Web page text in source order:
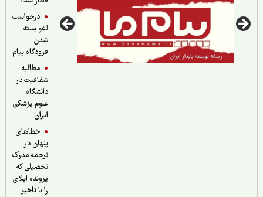
درخواست
لغو بسته
فرودگاه پیام
مطالبه
شفافیت در
دانشگاه
علوم پزشکی
خطاهای
پنهان در
ترجمه مدرک
تحصیلی که
پرونده اپلای
را با تاخیر